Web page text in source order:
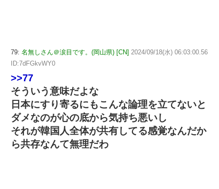
79: 名無しさん＠涙目です。(岡山県) [CN] 2024/09/18(水) 06:03:00.56
ID:7dFGkvWY0
>>77
そういう意味だよな
日本にすり寄るにもこんな論理を立てないと
ダメなのが心の底から気持ち悪いし
それが韓国人全体が共有してる感覚なんだか
ら共存なんて無理だわ